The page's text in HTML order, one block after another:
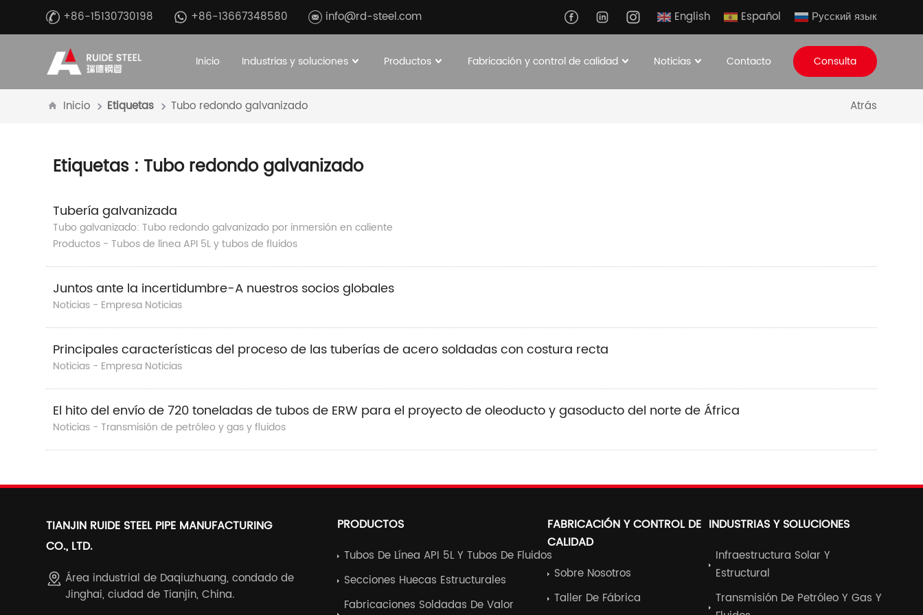
+86-15130730198 +86-13667348580 info@rd-steel.com English Español Русский язык
Inicio Industrias y soluciones Productos Fabricación y control de calidad Noticias Contacto Consulta
Atrás
Inicio Etiquetas Tubo redondo galvanizado
Etiquetas : Tubo redondo galvanizado
Tubería galvanizada
Tubo galvanizado: Tubo redondo galvanizado por inmersión en caliente
Productos - Tubos de línea API 5L y tubos de fluidos
Juntos ante la incertidumbre-A nuestros socios globales
Noticias - Empresa Noticias
Principales características del proceso de las tuberías de acero soldadas con costura recta
Noticias - Empresa Noticias
El hito del envío de 720 toneladas de tubos de ERW para el proyecto de oleoducto y gasoducto del norte de África
Noticias - Transmisión de petróleo y gas y fluidos
TIANJIN RUIDE STEEL PIPE MANUFACTURING
CO., LTD.
Área industrial de Daqiuzhuang, condado de
Jinghai, ciudad de Tianjin, China.
PRODUCTOS
Tubos De Línea API 5L Y Tubos De Fluidos
Secciones Huecas Estructurales
Fabricaciones Soldadas De Valor
FABRICACIÓN Y CONTROL DE
CALIDAD
Sobre Nosotros
Taller De Fábrica
INDUSTRIAS Y SOLUCIONES
Infraestructura Solar Y
Estructural
Transmisión De Petróleo Y Gas Y